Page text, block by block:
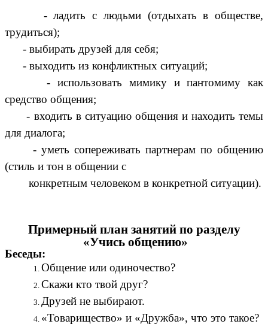
- ладить с людьми (отдыхать в обществе,
трудиться);
- выбирать друзей для себя;
- выходить из конфликтных ситуаций;
- использовать мимику и пантомиму как
средство общения;
- входить в ситуацию общения и находить темы
для диалога;
- уметь сопереживать партнерам по общению
(стиль и тон в общении с
конкретным человеком в конкретной ситуации).
Примерный план занятий по разделу
«Учись общению»
Беседы:
Общение или одиночество?
Скажи кто твой друг?
Друзей не выбирают.
«Товарищество» и «Дружба», что это такое?